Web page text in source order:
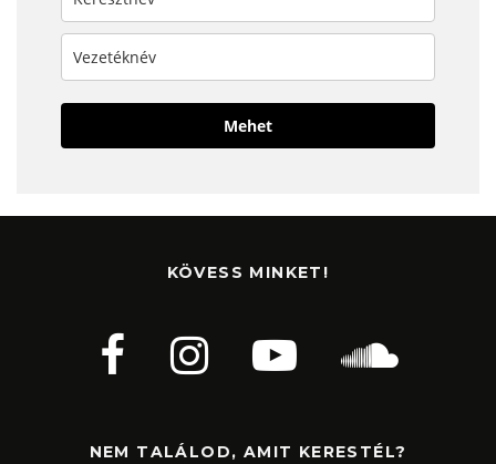
Mehet
KÖVESS MINKET!
NEM TALÁLOD, AMIT KERESTÉL?